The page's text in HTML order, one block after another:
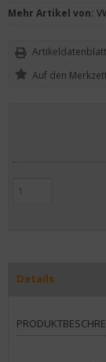
Mehr Artikel von:
Details